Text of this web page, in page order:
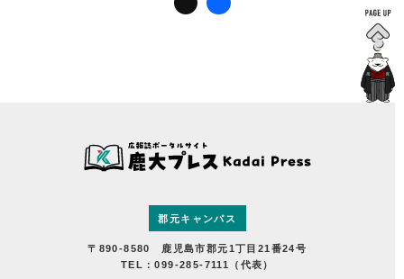
郡元キャンパス
〒890-8580 鹿児島市郡元1丁目21番24号
TEL：099-285-7111（代表）